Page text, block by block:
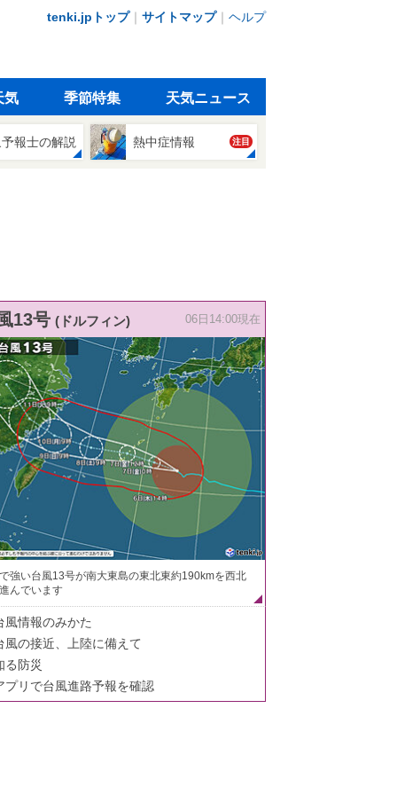
tenki.jpトップ｜ サイトマップ｜ ヘルプ
気 季節特集 天気ニュース
報士の解説 熱中症情報 注目
13号 (ドルフィン) 06日14:00現在
強い台風13号が南大東島の東北東約190kmを西北
んでいます
風情報のみかた
風の接近、上陸に備えて
る防災
プリで台風進路予報を確認